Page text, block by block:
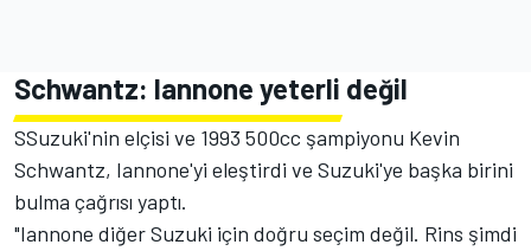
Schwantz: Iannone yeterli değil
SSuzuki'nin elçisi ve 1993 500cc şampiyonu Kevin
Schwantz, Iannone'yi eleştirdi ve Suzuki'ye başka birini
bulma çağrısı yaptı.
"Iannone diğer Suzuki için doğru seçim değil. Rins şimdi